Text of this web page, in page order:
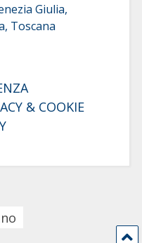
Giulia,
Toscana
& COOKIE